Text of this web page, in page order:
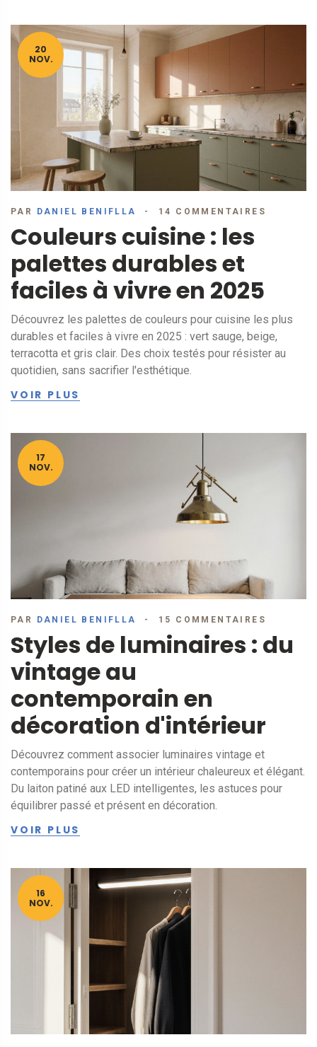
20
NOV.
PAR DANIEL BENIFLLA 14 COMMENTAIRES
Couleurs cuisine : les
palettes durables et
faciles à vivre en 2025
Découvrez les palettes de couleurs pour cuisine les plus
durables et faciles à vivre en 2025 : vert sauge, beige,
terracotta et gris clair. Des choix testés pour résister au
quotidien, sans sacrifier l'esthétique.
VOIR PLUS
17
NOV.
PAR DANIEL BENIFLLA 15 COMMENTAIRES
Styles de luminaires : du
vintage au
contemporain en
décoration d'intérieur
Découvrez comment associer luminaires vintage et
contemporains pour créer un intérieur chaleureux et élégant.
Du laiton patiné aux LED intelligentes, les astuces pour
équilibrer passé et présent en décoration.
VOIR PLUS
16
NOV.